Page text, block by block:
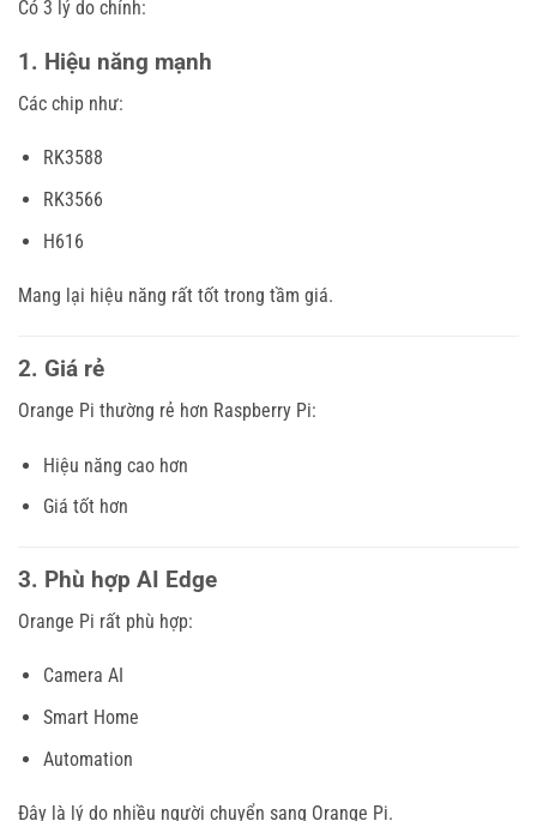
Có 3 lý do chính:
1. Hiệu năng mạnh
Các chip như:
RK3588
RK3566
H616
Mang lại hiệu năng rất tốt trong tầm giá.
2. Giá rẻ
Orange Pi thường rẻ hơn Raspberry Pi:
Hiệu năng cao hơn
Giá tốt hơn
3. Phù hợp AI Edge
Orange Pi rất phù hợp:
Camera AI
Smart Home
Automation
Đây là lý do nhiều người chuyển sang Orange Pi.